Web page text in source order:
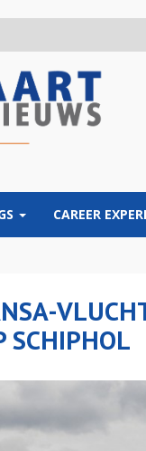
CAREER
SCHIPHOL